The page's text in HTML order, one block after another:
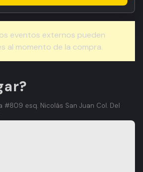
eventos externos pueden
al momento de la compra.
#809 esq. Nicolás San Juan Col. Del